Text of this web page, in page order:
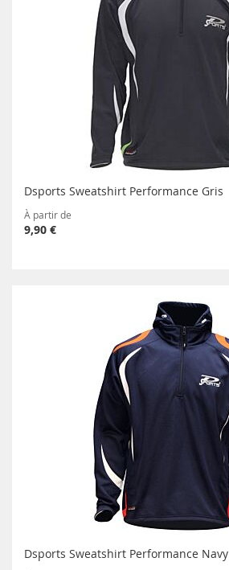
Dsports Sweatshirt Performance Gris
À partir de
9,90 €
Dsports Sweatshirt Performance Navy